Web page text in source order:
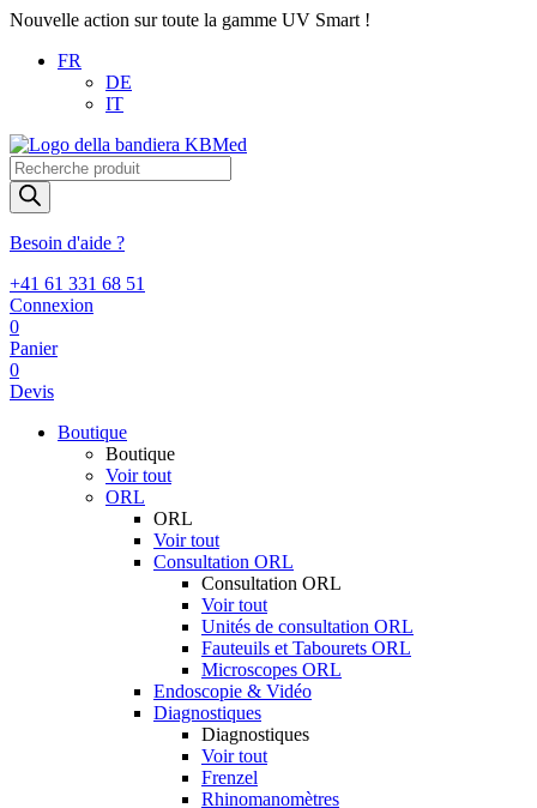
Nouvelle action sur toute la gamme UV Smart !
FR
DE
IT
Recherche
de
produits
Besoin d'aide ?
+41 61 331 68 51
Connexion
0
Panier
0
Devis
Boutique
Boutique
Voir tout
ORL
ORL
Voir tout
Consultation ORL
Consultation ORL
Voir tout
Unités de consultation ORL
Fauteuils et Tabourets ORL
Microscopes ORL
Endoscopie & Vidéo
Diagnostiques
Diagnostiques
Voir tout
Frenzel
Rhinomanomètres